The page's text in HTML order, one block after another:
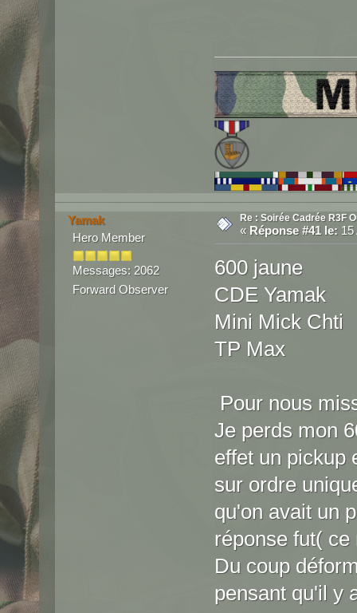
Yamak
Hero Member
Messages: 2062
Forward Observer
Re : Soirée Cadrée R3F
« Réponse #41 le:15
600 jaune
CDE Yamak
Mini Mick Chti
TP Max
Pour nous
Je perds mon
effet un pickup
sur ordre
qu'on avait un
réponse fut(
Du coup
pensant qu'il y